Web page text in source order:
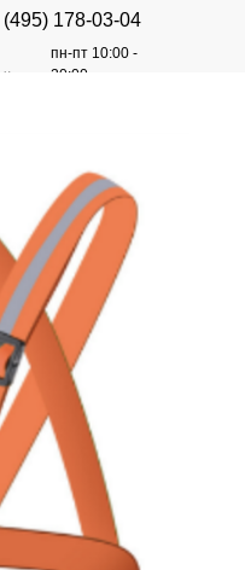
пн-пт 10:00 -
20:00
(495) 178-03-04